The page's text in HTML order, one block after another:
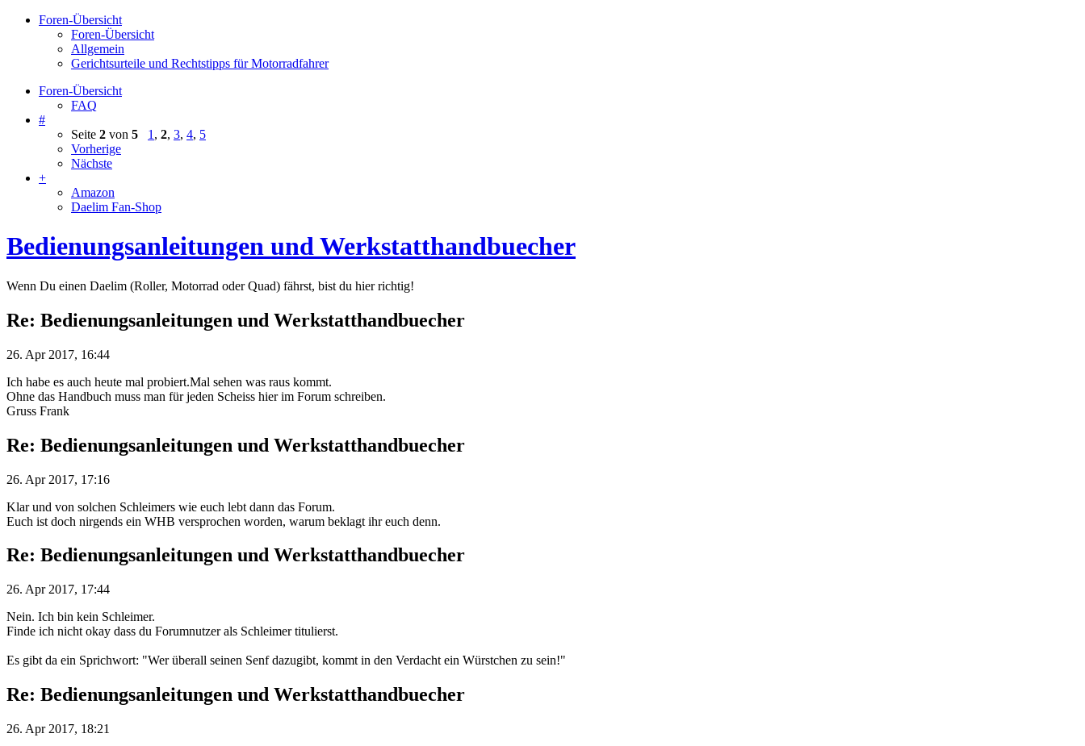
Foren-Übersicht
Foren-Übersicht
Allgemein
Gerichtsurteile und Rechtstipps für Motorradfahrer
Foren-Übersicht
FAQ
#
Seite 2 von 5 1 , 2, 3, 4, 5
Vorherige
Nächste
+
Amazon
Daelim Fan-Shop
Bedienungsanleitungen und Werkstatthandbuecher
Wenn Du einen Daelim (Roller, Motorrad oder Quad) fährst, bist du hier richtig!
Re: Bedienungsanleitungen und Werkstatthandbuecher
26. Apr 2017, 16:44
Ich habe es auch heute mal probiert.Mal sehen was raus kommt.
Ohne das Handbuch muss man für jeden Scheiss hier im Forum schreiben.
Gruss Frank
Re: Bedienungsanleitungen und Werkstatthandbuecher
26. Apr 2017, 17:16
Klar und von solchen Schleimers wie euch lebt dann das Forum.
Euch ist doch nirgends ein WHB versprochen worden, warum beklagt ihr euch denn.
Re: Bedienungsanleitungen und Werkstatthandbuecher
26. Apr 2017, 17:44
Nein. Ich bin kein Schleimer.
Finde ich nicht okay dass du Forumnutzer als Schleimer titulierst.
Es gibt da ein Sprichwort: "Wer überall seinen Senf dazugibt, kommt in den Verdacht ein Würstchen zu sein!"
Re: Bedienungsanleitungen und Werkstatthandbuecher
26. Apr 2017, 18:21